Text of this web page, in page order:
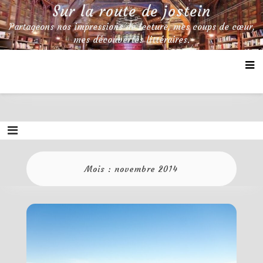
Skip
to
content
Sur la route de jostein
Partageons nos impressions de lecture, mes coups de cœur,
mes découvertes littéraires.
Mois :novembre 2014